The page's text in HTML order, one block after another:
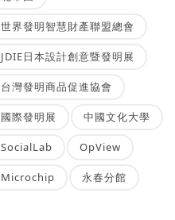
世界發明智慧財產聯盟總會
JDIE日本設計創意暨發明展
台灣發明商品促進協會
國際發明展 中國文化大學
SocialLab OpView
Microchip 永春分館